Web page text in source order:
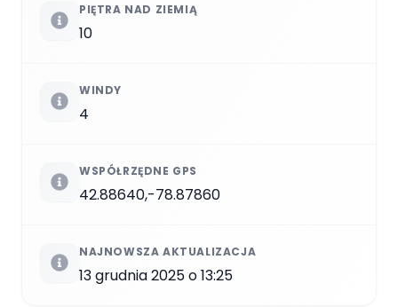
PIĘTRA NAD ZIEMIĄ
10
WINDY
4
WSPÓŁRZĘDNE GPS
42.88640,-78.87860
NAJNOWSZA AKTUALIZACJA
13 grudnia 2025 o 13:25